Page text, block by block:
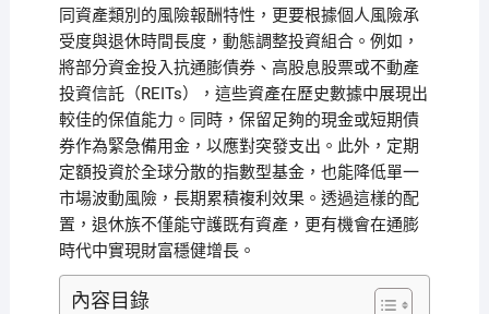
同資產類別的風險報酬特性，更要根據個人風險承
受度與退休時間長度，動態調整投資組合。例如，
將部分資金投入抗通膨債券、高股息股票或不動產
投資信託（REITs），這些資產在歷史數據中展現出
較佳的保值能力。同時，保留足夠的現金或短期債
券作為緊急備用金，以應對突發支出。此外，定期
定額投資於全球分散的指數型基金，也能降低單一
市場波動風險，長期累積複利效果。透過這樣的配
置，退休族不僅能守護既有資產，更有機會在通膨
時代中實現財富穩健增長。
內容目錄